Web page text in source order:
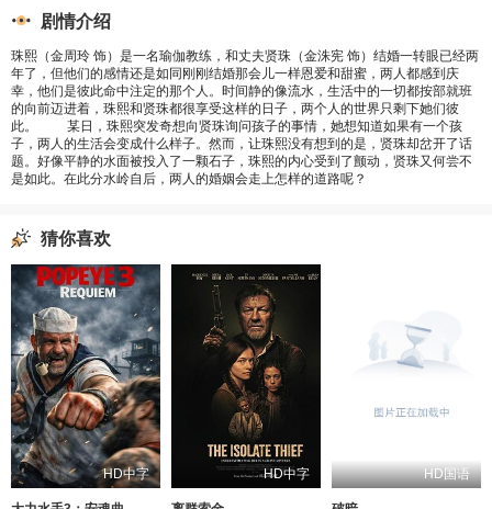
剧情介绍
珠熙（金周玲 饰）是一名瑜伽教练，和丈夫贤珠（金洙宪 饰）结婚一转眼已经两
年了，但他们的感情还是如同刚刚结婚那会儿一样恩爱和甜蜜，两人都感到庆
幸，他们是彼此命中注定的那个人。时间静的像流水，生活中的一切都按部就班
的向前迈进着，珠熙和贤珠都很享受这样的日子，两个人的世界只剩下她们彼
此。 某日，珠熙突发奇想向贤珠询问孩子的事情，她想知道如果有一个孩
子，两人的生活会变成什么样子。然而，让珠熙没有想到的是，贤珠却岔开了话
题。好像平静的水面被投入了一颗石子，珠熙的内心受到了颤动，贤珠又何尝不
是如此。在此分水岭自后，两人的婚姻会走上怎样的道路呢？
猜你喜欢
HD中字 HD中字 HD国语